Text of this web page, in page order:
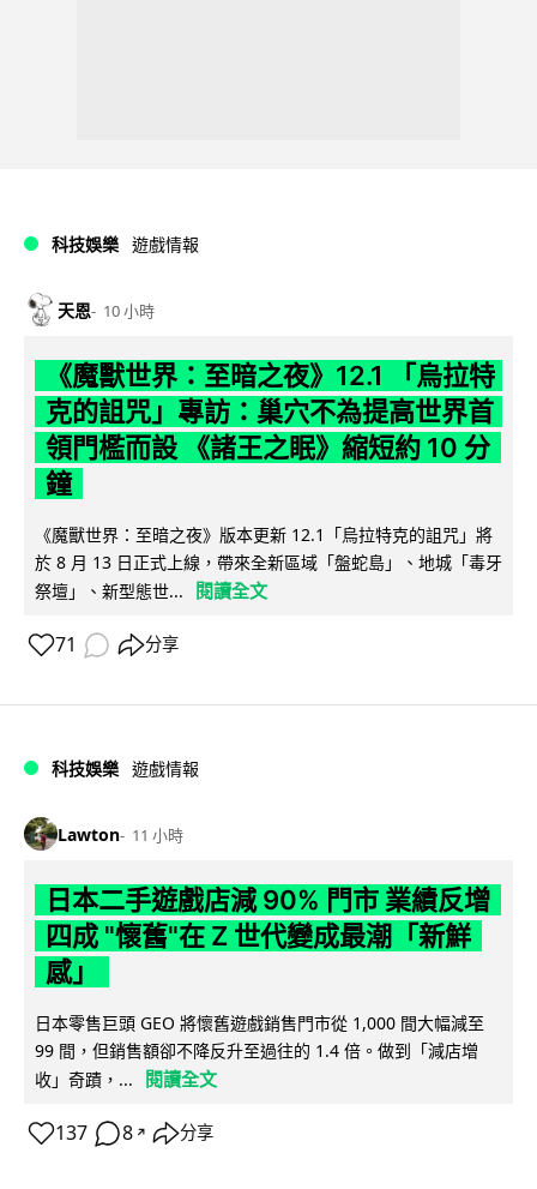
科技娛樂 遊戲情報
天恩 10 小時
《魔獸世界：至暗之夜》12.1 「烏拉特
克的詛咒」專訪：巢穴不為提高世界首
領門檻而設 《諸王之眠》縮短約 10 分
鐘
《魔獸世界：至暗之夜》版本更新 12.1「烏拉特克的詛咒」將
於 8 月 13 日正式上線，帶來全新區域「盤蛇島」、地城「毒牙
祭壇」、新型態世...
閱讀全文
71 分享
科技娛樂 遊戲情報
Lawton 11 小時
日本二手遊戲店減 90% 門市 業績反增
四成 "懷舊"在 Z 世代變成最潮「新鮮
感」
日本零售巨頭 GEO 將懷舊遊戲銷售門市從 1,000 間大幅減至
99 間，但銷售額卻不降反升至過往的 1.4 倍。做到「減店增
收」奇蹟，...
閱讀全文
137 8 ↗ 分享